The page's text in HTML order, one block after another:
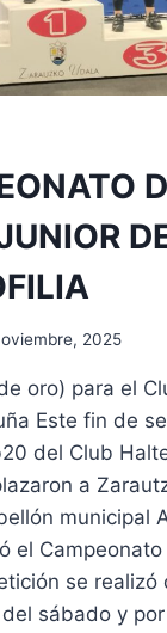
2025
oro) para el
Este fin de
del Club
a
municipal
el Campeonato
se realizó
sábado y